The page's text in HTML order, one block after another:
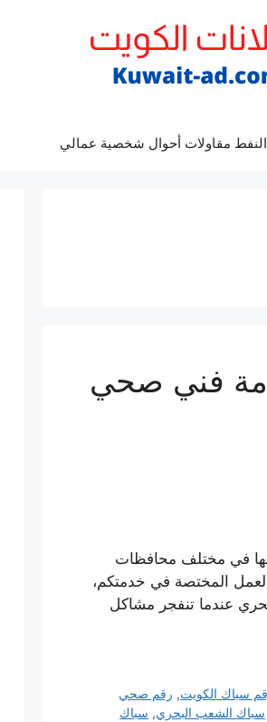
مقاولات أحوال شخصية عمالي
البحري 66817766 خدمة فني صحي
في مختلف محافظات
المختصة في خدمتكم،
عندما تنفجر مشاكل
سباك الكويت, رقم صحي
سباك الشعب البحري, سباك